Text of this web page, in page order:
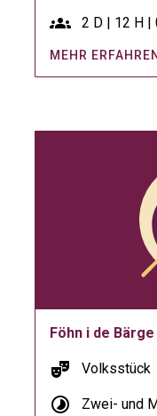
groups 2 D | 12 H |
MEHR ERFAHREN
Föhn i de Bärge
theater_comedy Volksstück
timelapse Zwei- und